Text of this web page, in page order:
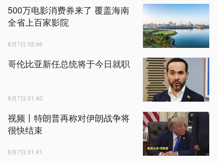
500万电影消费券来了 覆盖海南
全省上百家影院
8月7日 02:46
哥伦比亚新任总统将于今日就职
8月7日 01:40
视频丨特朗普再称对伊朗战争将
很快结束
8月7日 01:41